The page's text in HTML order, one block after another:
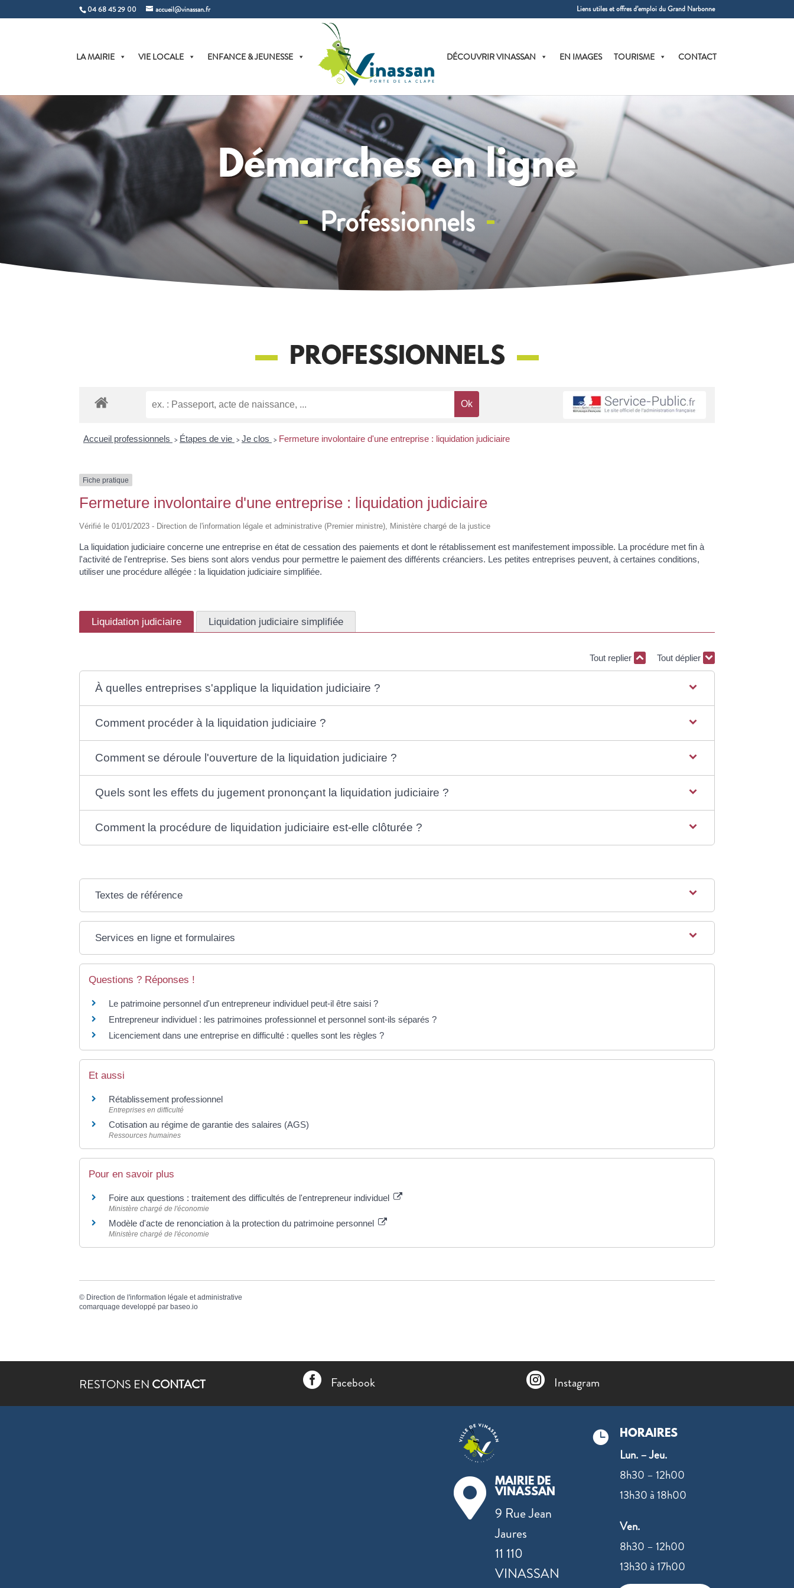
04 68 45 29 00 accueil@vinassan.fr Liens utiles et offres d’emploi du Grand Narbonne
LA MAIRIE VIE LOCALE ENFANCE & JEUNESSE DÉCOUVRIR VINASSAN EN IMAGES TOURISME CONTACT
Démarches en ligne
Professionnels
PROFESSIONNELS
Accueil professionnels > Étapes de vie > Je clos > Fermeture involontaire d'une entreprise : liquidation judiciaire
Fiche pratique
Fermeture involontaire d'une entreprise : liquidation judiciaire
Vérifié le 01/01/2023 - Direction de l'information légale et administrative (Premier ministre), Ministère chargé de la justice
La liquidation judiciaire concerne une entreprise en état de cessation des paiements et dont le rétablissement est manifestement impossible. La procédure met fin à
l'activité de l'entreprise. Ses biens sont alors vendus pour permettre le paiement des différents créanciers. Les petites entreprises peuvent, à certaines conditions,
utiliser une procédure allégée : la liquidation judiciaire simplifiée.
Liquidation judiciaire Liquidation judiciaire simplifiée
Tout replier Tout déplier
À quelles entreprises s'applique la liquidation judiciaire ?
Comment procéder à la liquidation judiciaire ?
Comment se déroule l'ouverture de la liquidation judiciaire ?
Quels sont les effets du jugement prononçant la liquidation judiciaire ?
Comment la procédure de liquidation judiciaire est-elle clôturée ?
Textes de référence
Services en ligne et formulaires
Questions ? Réponses !
Le patrimoine personnel d'un entrepreneur individuel peut-il être saisi ?
Entrepreneur individuel : les patrimoines professionnel et personnel sont-ils séparés ?
Licenciement dans une entreprise en difficulté : quelles sont les règles ?
Et aussi
Rétablissement professionnel
Entreprises en difficulté
Cotisation au régime de garantie des salaires (AGS)
Ressources humaines
Pour en savoir plus
Foire aux questions : traitement des difficultés de l'entrepreneur individuel
Ministère chargé de l'économie
Modèle d'acte de renonciation à la protection du patrimoine personnel
Ministère chargé de l'économie
© Direction de l'information légale et administrative
comarquage developpé par baseo.io
RESTONS EN CONTACT  Facebook  Instagram

MAIRIE DE
VINASSAN
9 Rue Jean
Jaures
11 110
VINASSAN
 HORAIRES
Lun. – Jeu.
8h30 – 12h00
13h30 à 18h00
Ven.
8h30 – 12h00
13h30 à 17h00